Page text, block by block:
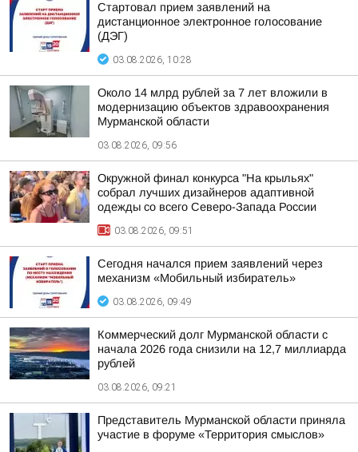
Стартовал прием заявлений на
дистанционное электронное голосование
(ДЭГ)
03.08.2026, 10:28
Около 14 млрд рублей за 7 лет вложили в
модернизацию объектов здравоохранения
Мурманской области
03.08.2026, 09:56
Окружной финал конкурса "На крыльях"
собрал лучших дизайнеров адаптивной
одежды со всего Северо-Запада России
03.08.2026, 09:51
Сегодня начался прием заявлений через
механизм «Мобильный избиратель»
03.08.2026, 09:49
Коммерческий долг Мурманской области с
начала 2026 года снизили на 12,7 миллиарда
рублей
03.08.2026, 09:21
Представитель Мурманской области приняла
участие в форуме «Территория смыслов»